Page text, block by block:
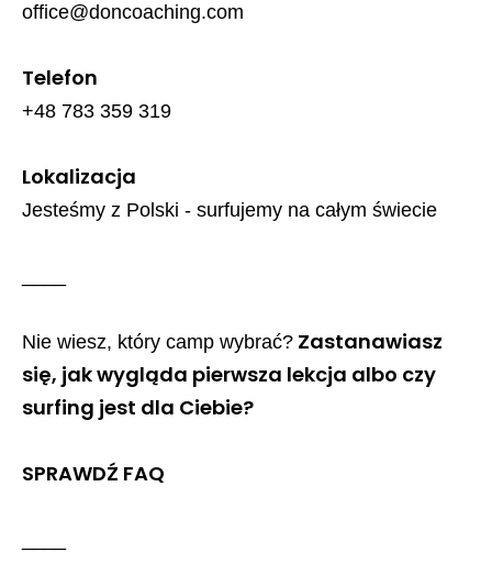
office@doncoaching.com
Telefon
+48 783 359 319
Lokalizacja
Jesteśmy z Polski - surfujemy na całym świecie
Nie wiesz, który camp wybrać?Zastanawiasz
się, jak wygląda pierwsza lekcja albo czy
surfing jest dla Ciebie?
SPRAWDŹ FAQ